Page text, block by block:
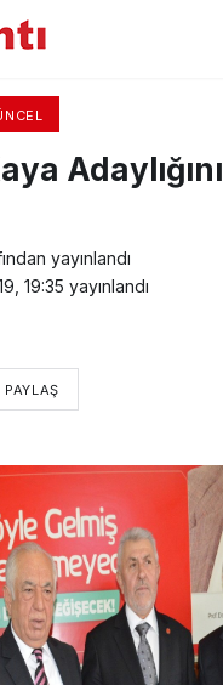
Adaylığını
yayınlandı
19:35 yayınlandı
PAYLAŞ